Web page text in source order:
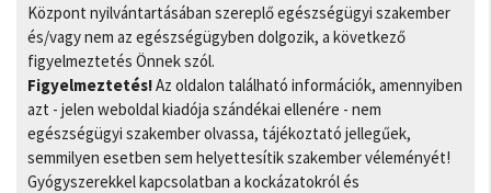
Központ nyilvántartásában szereplő egészségügyi szakember
és/vagy nem az egészségügyben dolgozik, a következő
figyelmeztetés Önnek szól.
Figyelmeztetés!Az oldalon található információk, amennyiben
azt - jelen weboldal kiadója szándékai ellenére - nem
egészségügyi szakember olvassa, tájékoztató jellegűek,
semmilyen esetben sem helyettesítik szakember véleményét!
Gyógyszerekkel kapcsolatban a kockázatokról és